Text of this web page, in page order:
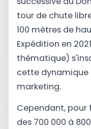
tour de chute
100 mètres de
Expédition en
thématique)
cette dynamique
marketing.
Cependant, pour
des 700 000 à